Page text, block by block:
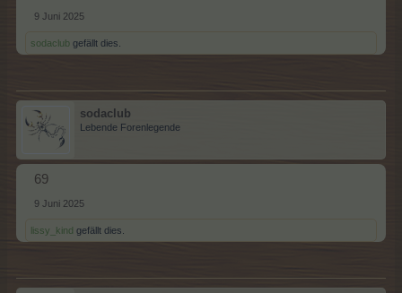
9 Juni 2025
sodaclub gefällt dies.
sodaclub
Lebende Forenlegende
69
9 Juni 2025
lissy_kind gefällt dies.